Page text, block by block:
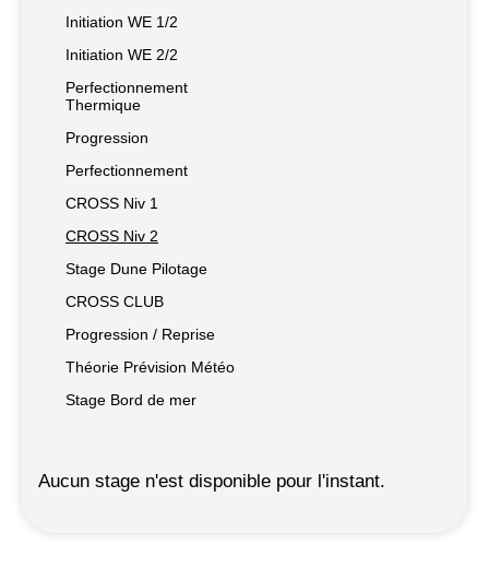
Initiation WE 1/2
Initiation WE 2/2
Perfectionnement
Thermique
Progression
Perfectionnement
CROSS Niv 1
CROSS Niv 2
Stage Dune Pilotage
CROSS CLUB
Progression / Reprise
Théorie Prévision Météo
Stage Bord de mer
Aucun stage n'est disponible pour l'instant.